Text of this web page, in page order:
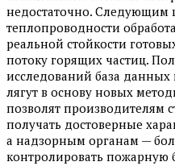
недостаточно. Следующим
теплопроводности
реальной стойкости
потоку горящих частиц.
исследований база
лягут в основу новых
позволят производителям
получать достоверные
а надзорным органам —
контролировать пожарную